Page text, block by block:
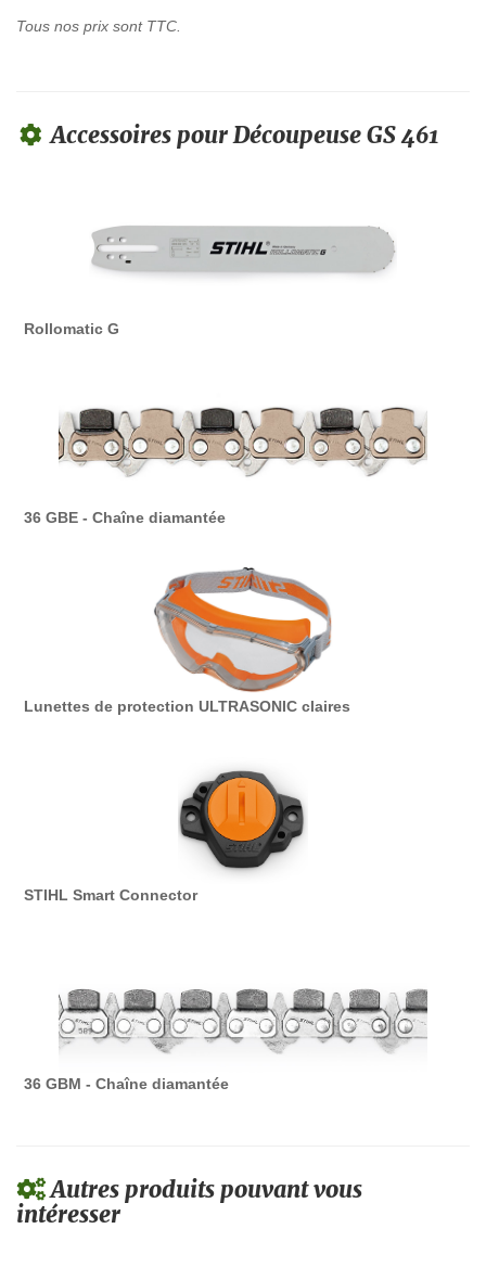
Tous nos prix sont TTC.
Accessoires pour Découpeuse GS 461
Rollomatic G
36 GBE - Chaîne diamantée
Lunettes de protection ULTRASONIC claires
STIHL Smart Connector
36 GBM - Chaîne diamantée
Autres produits pouvant vous
intéresser